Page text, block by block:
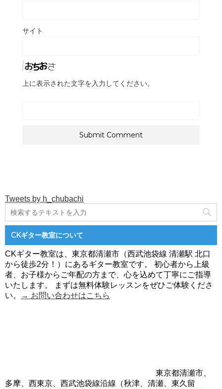
サイト
上に表示された文字を入力してください。
Tweets by h_chubachi
CKギター教室について
CKギター教室は、東京都清瀬市（西武池袋線 清瀬駅 北口
から徒歩2分！）にあるギター教室です。 初心者から上級
者、お子様からご年配の方まで、心を込めて丁寧にご指導
いたします。 まずは無料体験レッスンをぜひご体験くださ
い。
→ お問い合わせはこちら
東京都清瀬市、
多摩、西東京、西武池袋線沿線（秋津、清瀬、東久留